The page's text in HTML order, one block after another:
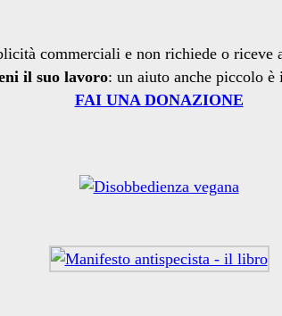
commerciali e non richiede o riceve
il suo lavoro: un aiuto anche piccolo è
FAI UNA DONAZIONE